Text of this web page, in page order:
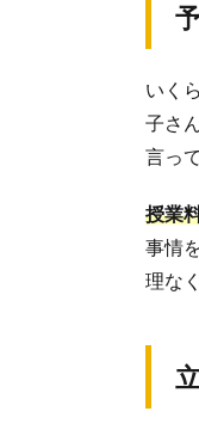
いく
子さ
言っ
授業
事情
理な